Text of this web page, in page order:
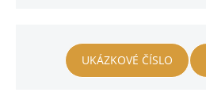
UKÁZKOVÉ ČÍSLO